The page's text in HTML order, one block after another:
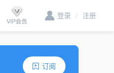
登录 / 注册
订阅